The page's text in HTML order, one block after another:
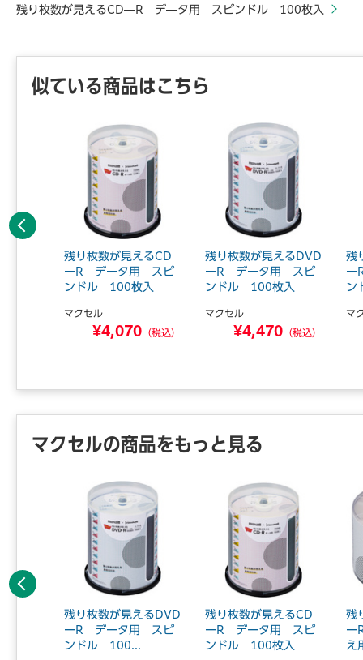
残り枚数が見えるCD―R デ―タ用 スピンドル 100枚入
似ている商品はこちら
残り枚数が見えるCD
ーR データ用 スピ
ンドル 100枚入
マクセル
¥4,070 （税込）
残り枚数が見えるDVD
ーR データ用 スピ
ンドル 100枚入
マクセル
¥4,470 （税込）
残
ー
ン
マ
前へ
マクセルの商品をもっと見る
残り枚数が見えるDVD
ーR データ用 スピ
ンドル 100...
残り枚数が見えるCD
ーR データ用 スピ
ンドル 100枚入
残
ー
え
前へ